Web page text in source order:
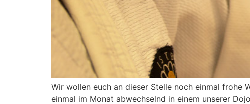
Wir wollen euch an dieser Stelle noch einmal frohe
einmal im Monat abwechselnd in einem unserer